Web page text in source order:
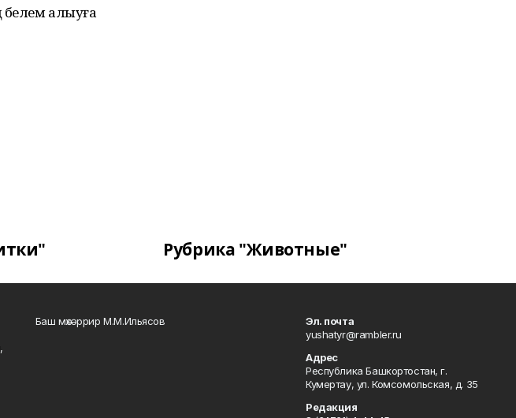
белем алыуға
Рубрика "Животные"
Баш мөхәррир М.М.Ильясов
Эл. почта
yushatyr@rambler.ru
Адрес
Республика Башкортостан, г.
Кумертау, ул. Комсомольская, д. 35
Редакция